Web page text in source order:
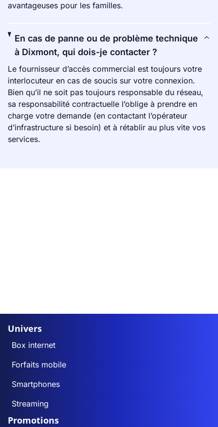
avantageuses pour les familles.
En cas de panne ou de problème technique
à Dixmont, qui dois-je contacter ?
Le fournisseur d’accès commercial est toujours votre
interlocuteur en cas de soucis sur votre connexion.
Bien qu’il ne soit pas toujours responsable du réseau,
sa responsabilité contractuelle l’oblige à prendre en
charge votre demande (en contactant l’opérateur
d’infrastructure si besoin) et à rétablir au plus vite vos
services.
Univers
Box internet
Forfaits mobile
Smartphones
Streaming
Promotions